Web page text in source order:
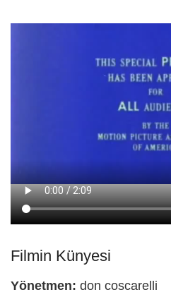
Filmin Künyesi
Yönetmen: don coscarelli